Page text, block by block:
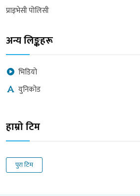
प्राइभेसी पोलिसी
अन्य लिङ्कहरू
भिडियो
युनिकोड
हाम्रो टिम
पुरा टिम